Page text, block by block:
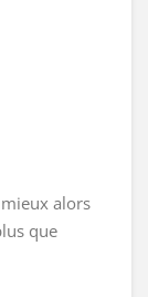
mieux alors
que